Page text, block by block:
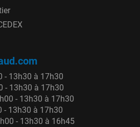
- 13h30 à 17h30
- 13h30 à 17h30
- 13h30 à 17h30
- 13h30 à 17h30
- 13h30 à 16h45